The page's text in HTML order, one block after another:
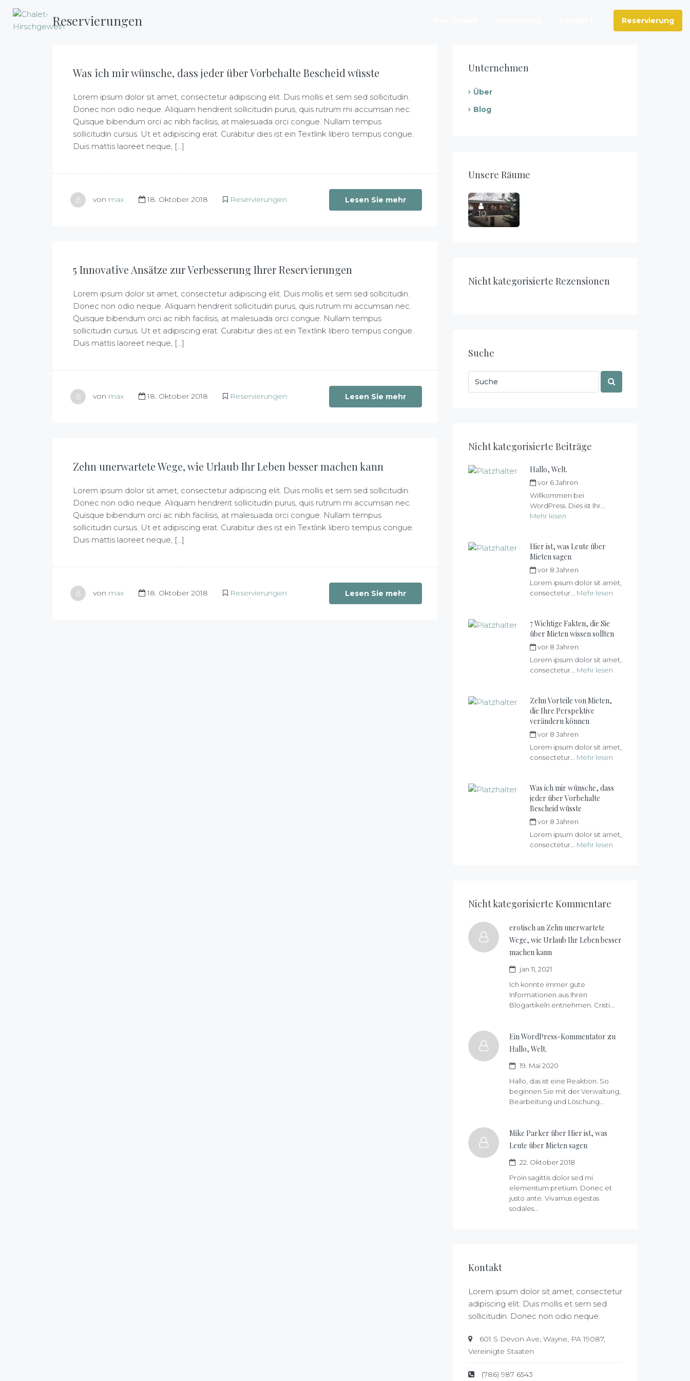
Reservierung
Reservierungen
Was ich mir wünsche, dass jeder über Vorbehalte Bescheid wüsste
Lorem ipsum dolor sit amet, consectetur adipiscing elit. Duis mollis et sem sed sollicitudin.
Donec non odio neque. Aliquam hendrerit sollicitudin purus, quis rutrum mi accumsan nec.
Quisque bibendum orci ac nibh facilisis, at malesuada orci congue. Nullam tempus
sollicitudin cursus. Ut et adipiscing erat. Curabitur dies ist ein Textlink libero tempus congue.
Duis mattis laoreet neque, [...]
von max 18. Oktober 2018 Reservierungen Lesen Sie mehr
5 Innovative Ansätze zur Verbesserung Ihrer Reservierungen
Lorem ipsum dolor sit amet, consectetur adipiscing elit. Duis mollis et sem sed sollicitudin.
Donec non odio neque. Aliquam hendrerit sollicitudin purus, quis rutrum mi accumsan nec.
Quisque bibendum orci ac nibh facilisis, at malesuada orci congue. Nullam tempus
sollicitudin cursus. Ut et adipiscing erat. Curabitur dies ist ein Textlink libero tempus congue.
Duis mattis laoreet neque, [...]
von max 18. Oktober 2018 Reservierungen Lesen Sie mehr
Zehn unerwartete Wege, wie Urlaub Ihr Leben besser machen kann
Lorem ipsum dolor sit amet, consectetur adipiscing elit. Duis mollis et sem sed sollicitudin.
Donec non odio neque. Aliquam hendrerit sollicitudin purus, quis rutrum mi accumsan nec.
Quisque bibendum orci ac nibh facilisis, at malesuada orci congue. Nullam tempus
sollicitudin cursus. Ut et adipiscing erat. Curabitur dies ist ein Textlink libero tempus congue.
Duis mattis laoreet neque, [...]
von max 18. Oktober 2018 Reservierungen Lesen Sie mehr
Unternehmen
Über
Blog
Unsere Räume
4
2
10
Nicht kategorisierte Rezensionen
Suche
Nicht kategorisierte Beiträge
Hallo, Welt.
vor 6 Jahren
Willkommen bei
WordPress. Dies ist Ihr...
Mehr lesen
Hier ist, was Leute über
Mieten sagen
vor 8 Jahren
Lorem ipsum dolor sit amet,
consectetur... Mehr lesen
7 Wichtige Fakten, die Sie
über Mieten wissen sollten
vor 8 Jahren
Lorem ipsum dolor sit amet,
consectetur... Mehr lesen
Zehn Vorteile von Mieten,
die Ihre Perspektive
verändern können
vor 8 Jahren
Lorem ipsum dolor sit amet,
consectetur... Mehr lesen
Was ich mir wünsche, dass
jeder über Vorbehalte
Bescheid wüsste
vor 8 Jahren
Lorem ipsum dolor sit amet,
consectetur... Mehr lesen
Nicht kategorisierte Kommentare
erotisch an Zehn unerwartete
Wege, wie Urlaub Ihr Leben besser
machen kann
jan 11, 2021
Ich konnte immer gute
Informationen aus Ihren
Blogartikeln entnehmen. Cristi...
Ein WordPress-Kommentator zu
Hallo, Welt.
19. Mai 2020
Hallo, das ist eine Reaktion. So
beginnen Sie mit der Verwaltung,
Bearbeitung und Löschung...
Mike Parker über Hier ist, was
Leute über Mieten sagen
22. Oktober 2018
Proin sagittis dolor sed mi
elementum pretium. Donec et
justo ante. Vivamus egestas
sodales...
Kontakt
Lorem ipsum dolor sit amet, consectetur
adipiscing elit. Duis mollis et sem sed
sollicitudin. Donec non odio neque.
601 S Devon Ave, Wayne, PA 19087,
Vereinigte Staaten
(786) 987 6543